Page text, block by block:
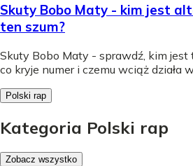
Skuty Bobo Maty - kim jest
ten szum?
Skuty Bobo Maty - sprawdź, kim jest
co kryje numer i czemu wciąż działa
Polski rap
Kategoria Polski rap
Zobacz wszystko